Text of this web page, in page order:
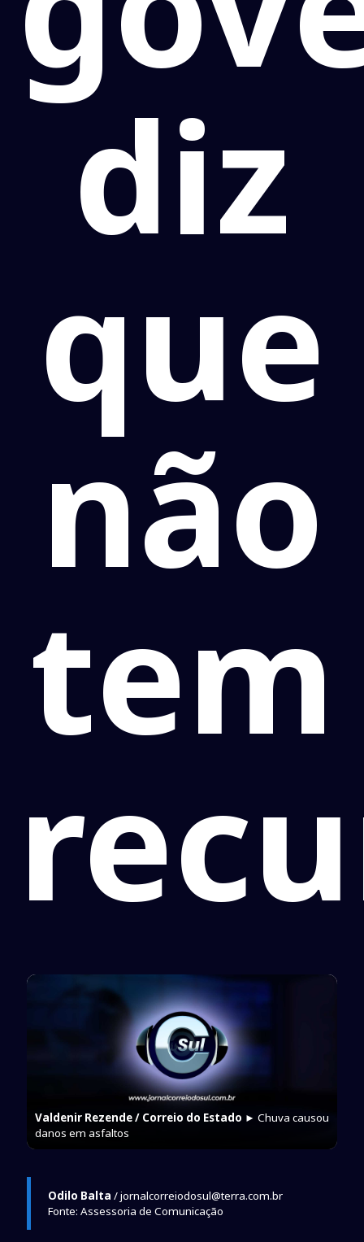
diz
que
não
tem
Valdenir Rezende / Correio do Estado ► Chuva causou
danos em asfaltos
Odilo Balta / jornalcorreiodosul@terra.com.br
Fonte: Assessoria de Comunicação